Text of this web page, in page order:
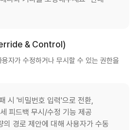
& Control)
자가 수정하거나 무시할 수 있는 권한을
시 '비밀번호 입력'으로 전환,
피드백 무시/수정 기능 제공
의 경로 제안에 대해 사용자가 수동